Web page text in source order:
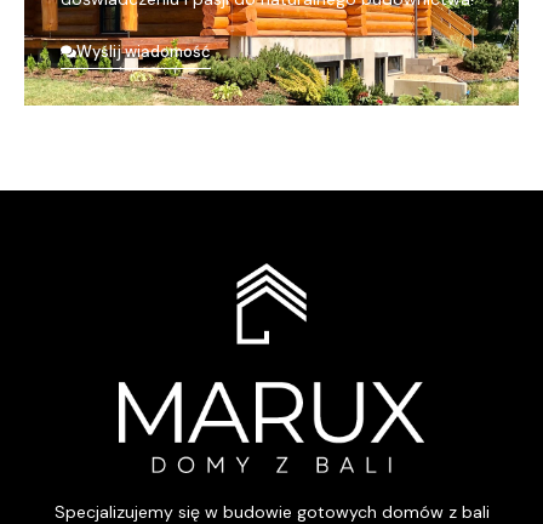
Wyślij wiadomość
Specjalizujemy się w budowie gotowych domów z bali